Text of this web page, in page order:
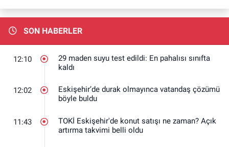
SON HABERLER
12:10
29 maden suyu test edildi: En pahalısı sınıfta
kaldı
12:02
Eskişehir’de durak olmayınca vatandaş çözümü
böyle buldu
11:43
TOKİ Eskişehir'de konut satışı ne zaman? Açık
artırma takvimi belli oldu